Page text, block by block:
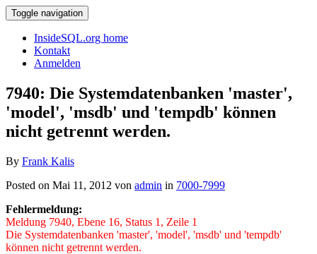
Toggle navigation
InsideSQL.org home
Kontakt
Anmelden
7940: Die Systemdatenbanken 'master',
'model', 'msdb' und 'tempdb' können
nicht getrennt werden.
By Frank Kalis
Posted on Mai 11, 2012 von admin in 7000-7999
Fehlermeldung:
Meldung 7940, Ebene 16, Status 1, Zeile 1
Die Systemdatenbanken 'master', 'model', 'msdb' und 'tempdb'
können nicht getrennt werden.